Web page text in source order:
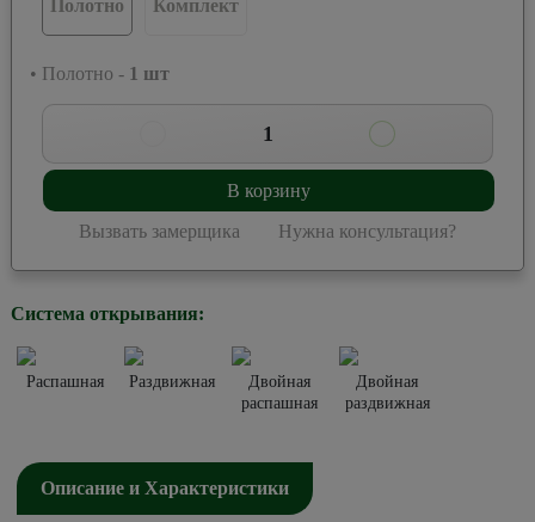
Полотно Комплект
• Полотно - 1 шт
1
В корзину
Вызвать замерщика Нужна консультация?
Система открывания:
Распашная Раздвижная
Двойная
распашная
Двойная
раздвижная
Описание и Характеристики